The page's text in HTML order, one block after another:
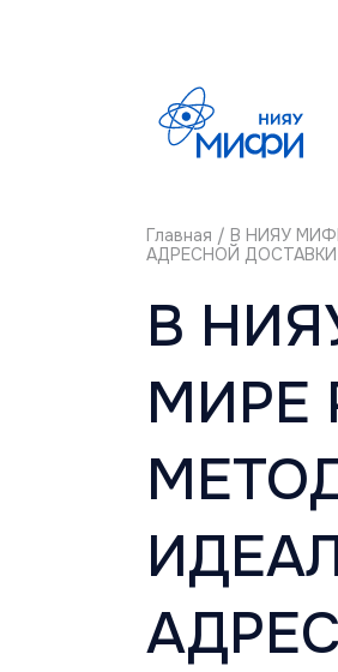
Главная / В НИЯУ
АДРЕСНОЙ
В
МИРЕ